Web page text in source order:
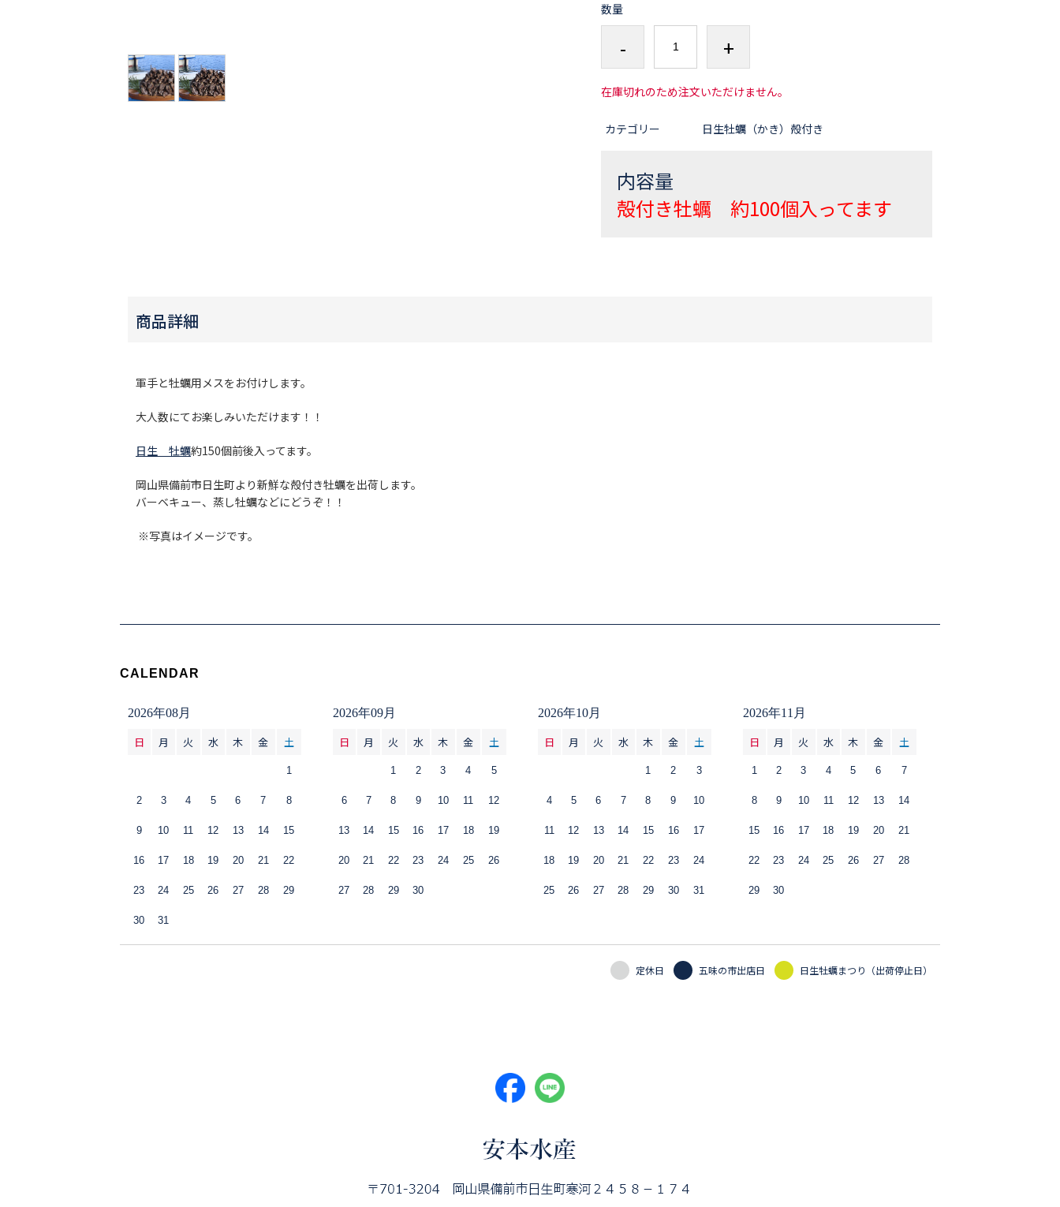
数量
- +
在庫切れのため注文いただけません。
カテゴリー 日生牡蠣（かき）殻付き
内容量
殻付き牡蠣 約100個入ってます
商品詳細
軍手と牡蠣用メスをお付けします。
大人数にてお楽しみいただけます！！
日生 牡蠣約150個前後入ってます。
岡山県備前市日生町より新鮮な殻付き牡蠣を出荷します。
バーベキュー、蒸し牡蠣などにどうぞ！！
※写真はイメージです。
CALENDAR
2026年08月
日 月 火 水 木 金 土
1
2 3 4 5 6 7 8
9 10 11 12 13 14 15
16 17 18 19 20 21 22
23 24 25 26 27 28 29
30 31
2026年09月
日 月 火 水 木 金 土
1 2 3 4 5
6 7 8 9 10 11 12
13 14 15 16 17 18 19
20 21 22 23 24 25 26
27 28 29 30
2026年10月
日 月 火 水 木 金 土
1 2 3
4 5 6 7 8 9 10
11 12 13 14 15 16 17
18 19 20 21 22 23 24
25 26 27 28 29 30 31
2026年11月
日 月 火 水 木 金 土
1 2 3 4 5 6 7
8 9 10 11 12 13 14
15 16 17 18 19 20 21
22 23 24 25 26 27 28
29 30
定休日 五味の市出店日 日生牡蠣まつり（出荷停止日）